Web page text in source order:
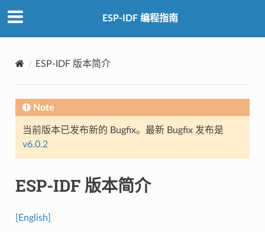
ESP-IDF 编程指南
ESP-IDF 版本简介
Note
当前版本已发布新的 Bugfix。最新 Bugfix 发布是
v6.0.2
ESP-IDF 版本简介
[English]